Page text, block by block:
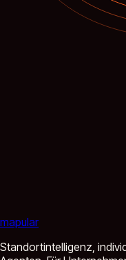
mapular
Standortintelligenz,